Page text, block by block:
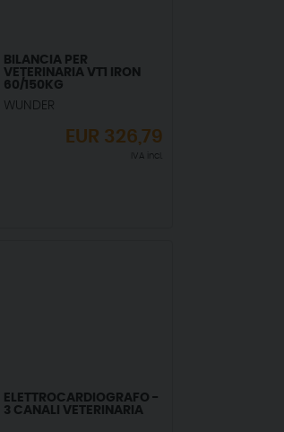
BILANCIA PER
VETERINARIA VT1 IRON
60/150KG
WUNDER
EUR 326,79
IVA incl.
ELETTROCARDIOGRAFO -
3 CANALI VETERINARIA